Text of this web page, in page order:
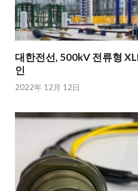
대한전선, 500kV 전류형
인
2022年 12月 12日